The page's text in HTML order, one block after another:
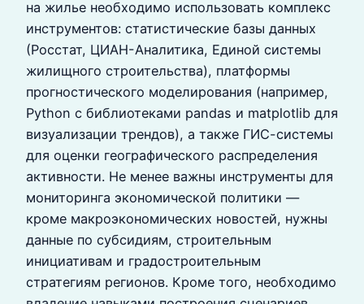
на жилье необходимо использовать комплекс
инструментов: статистические базы данных
(Росстат, ЦИАН-Аналитика, Единой системы
жилищного строительства), платформы
прогностического моделирования (например,
Python с библиотеками pandas и matplotlib для
визуализации трендов), а также ГИС-системы
для оценки географического распределения
активности. Не менее важны инструменты для
мониторинга экономической политики —
кроме макроэкономических новостей, нужны
данные по субсидиям, строительным
инициативам и градостроительным
стратегиям регионов. Кроме того, необходимо